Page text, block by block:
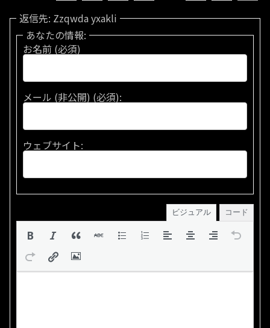
返信先: Zzqwda yxakli
あなたの情報:
お名前 (必須)
メール (非公開) (必須):
ウェブサイト:
ビジュアル コード